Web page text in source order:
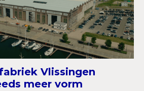
Vlissingen
meer vorm